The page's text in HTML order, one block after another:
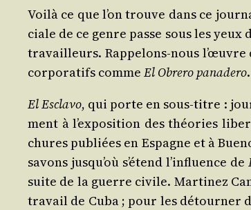
Voi­là ce que l’on trouve dans ce
ciale de ce genre passe sous les
tra­vailleurs. Rap­pe­lons-nous
cor­po­ra­tifs comme El Obre­ro pana­de­ro.
El Escla­vo, qui porte en sous-titre :
ment à l’ex­po­si­tion des théo­ries
chures publiées en Espagne et à
savons jus­qu’où s’é­tend l’in­fluence de
suite de la guerre civile. Mar­ti­nez
tra­vail de Cuba ; pour les détour­ner